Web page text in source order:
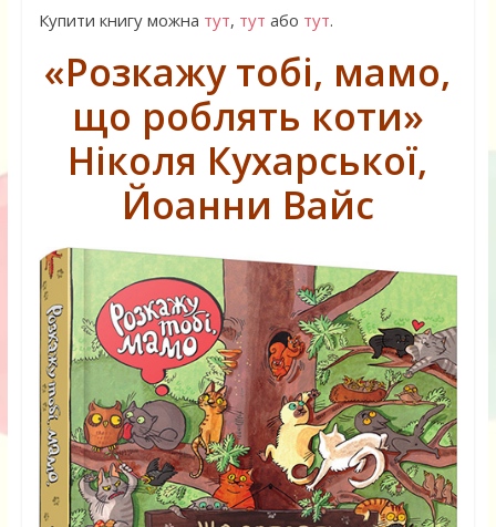
Купити книгу можна тут, тут або тут.
«Розкажу тобі, мамо,
що роблять коти»
Ніколя Кухарської,
Йоанни Вайс